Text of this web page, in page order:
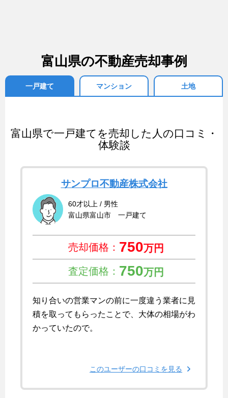
富山県の不動産売却事例
一戸建て マンション 土地
富山県で一戸建てを売却した人の口コミ・
体験談
サンプロ不動産株式会社
60才以上 / 男性
富山県富山市 一戸建て
売却価格： 750万円
査定価格： 750万円
知り合いの営業マンの前に一度違う業者に見
積を取ってもらったことで、大体の相場がわ
かっていたので。
このユーザーの口コミを見る